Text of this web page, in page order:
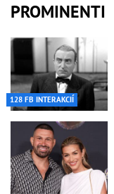
PROMINENTI
128 FB INTERAKCIÍ